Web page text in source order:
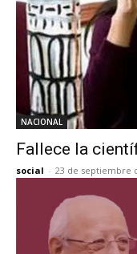
NACIONAL
Fallece la
social - 23 de septiembre